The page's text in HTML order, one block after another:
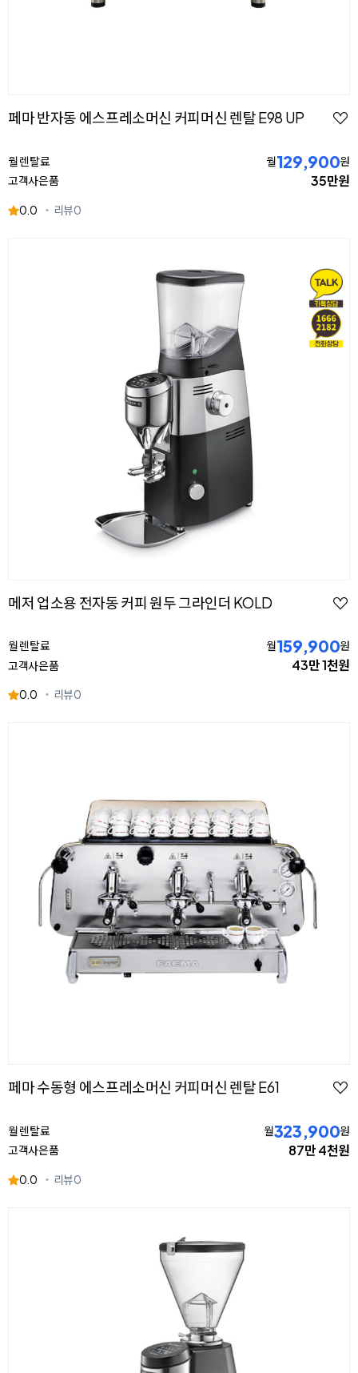
페마 반자동 에스프레소머신 커피머신 렌탈 E98 UP
월 렌탈료 월129,900원
고객사은품
35만원
0.0 리뷰0
메저 업소용 전자동 커피 원두 그라인더 KOLD
월 렌탈료 월159,900원
고객사은품
43만 1천원
0.0 리뷰0
페마 수동형 에스프레소머신 커피머신 렌탈 E61
월 렌탈료 월323,900원
고객사은품
87만 4천원
0.0 리뷰0